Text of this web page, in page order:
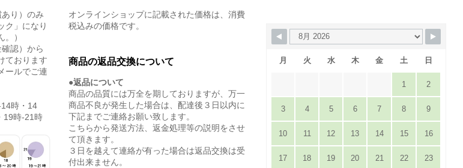
り）のみ
ク」になり
）
認）から
ております
ールでご連
時・14
19時-21時
オンラインショップに記載された価格は、消費
税込みの価格です。
商品の返品交換について
●返品について
商品の品質には万全を期しておりますが、万一
商品不良が発生した場合は、配達後３日以内に
下記までご連絡お願い致します。
こちらから発送方法、返金処理等の説明をさせ
て頂きます。
３日を越えて連絡が有った場合は返品交換は受
付出来ません。
月 火 水 木 金 土 日
1 2
3 4 5 6 7 8 9
10 11 12 13 14 15 16
17 18 19 20 21 22 23